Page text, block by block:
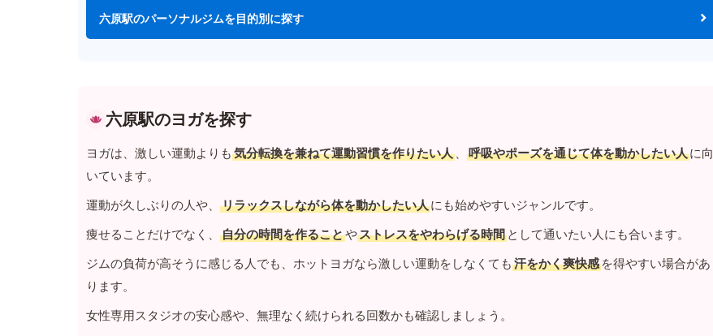
六原駅のパーソナルジムを目的別に探す
六原駅のヨガを探す
ヨガは、激しい運動よりも 気分転換を兼ねて運動習慣を作りたい人 、 呼吸やポーズを通じて体を動かしたい人に向
いています。
運動が久しぶりの人や、
リラックスしながら体を動かしたい人にも始めやすいジャンルです。
痩せることだけでなく、
自分の時間を作ることやストレスをやわらげる時間 として通いたい人にも合います。
ジムの負荷が高そうに感じる人でも、ホットヨガなら激しい運動をしなくても 汗をかく爽快感 を得やすい場合があ
ります。
女性専用スタジオの安心感や、無理なく続けられる回数かも確認しましょう。